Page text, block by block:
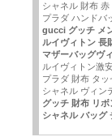
シャネル 財布 赤
プラダ ハンドバ
gucci グッチ メ
ルイヴィトン 長
マザーバッグヴ
ルイヴィトン激
プラダ 財布 タッ
シャネル ヴィン
グッチ 財布 リボ
シャネル バッグ